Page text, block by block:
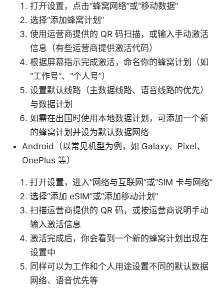
打开设置，点击“蜂窝网络”或“移动数据”
选择“添加蜂窝计划”
使用运营商提供的 QR 码扫描，或输入手动激活
信息（有些运营商提供激活代码）
根据屏幕指示完成激活，命名你的蜂窝计划（如
“工作号”、“个人号”）
设置默认线路（主数据线路、语音线路的优先）
与数据计划
如需在出国时使用本地数据计划，可添加一个新
的蜂窝计划并设为默认数据网络
Android（以常见机型为例，如 Galaxy、Pixel、
OnePlus 等）
打开设置，进入“网络与互联网”或“SIM 卡与网络”
选择“添加 eSIM”或“添加移动计划”
扫描运营商提供的 QR 码，或按运营商说明手动
输入激活信息
激活完成后，你会看到一个新的蜂窝计划出现在
设置中
同样可以为工作和个人用途设置不同的默认数据
网络、语音优先等